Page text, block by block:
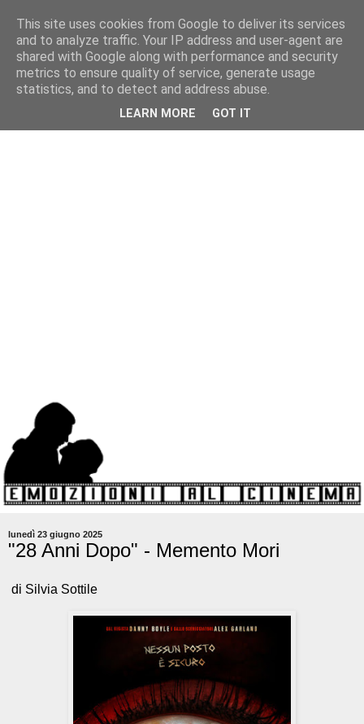
lunedì 23 giugno 2025
"28 Anni Dopo" - Memento Mori
di Silvia Sottile
This site uses cookies from Google to deliver its services
and to analyze traffic. Your IP address and user-agent are
shared with Google along with performance and security
metrics to ensure quality of service, generate usage
statistics, and to detect and address abuse.
LEARN MORE GOT IT